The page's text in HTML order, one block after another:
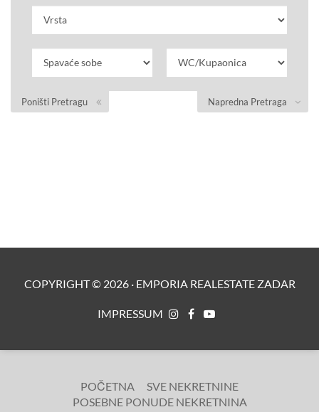
Napredna Pretraga
Poništi Pretragu
COPYRIGHT © 2026· EMPORIA REALESTATE ZADAR
IMPRESSUM
POČETNA
SVE NEKRETNINE
POSEBNE PONUDE NEKRETNINA